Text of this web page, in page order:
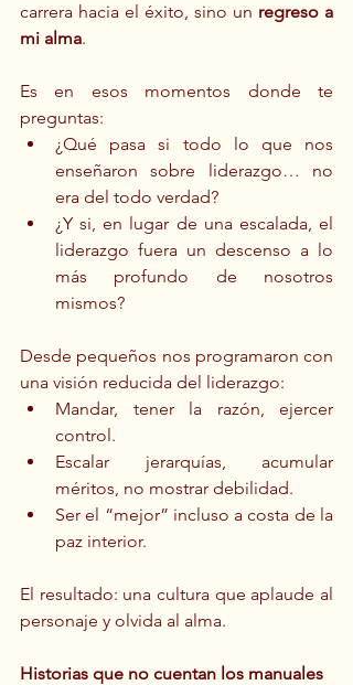
carrera hacia el éxito, sino un regreso a
mi alma.
Es en esos momentos donde te
preguntas:
¿Qué pasa si todo lo que nos
enseñaron sobre liderazgo… no
era del todo verdad?
¿Y si, en lugar de una escalada, el
liderazgo fuera un descenso a lo
más profundo de nosotros
mismos?
Desde pequeños nos programaron con
una visión reducida del liderazgo:
Mandar, tener la razón, ejercer
control.
Escalar jerarquías, acumular
méritos, no mostrar debilidad.
Ser el “mejor” incluso a costa de la
paz interior.
El resultado: una cultura que aplaude al
personaje y olvida al alma.
Historias que no cuentan los manuales